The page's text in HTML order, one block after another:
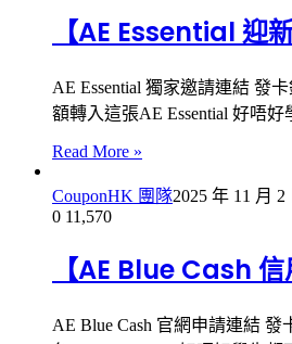
【AE Essential 迎
AE Essential 獨家邀請連結 發
額轉入這張AE Essential 好唔
Read More »
CouponHK 團隊2025 年 11 月 2
0 11,570
【AE Blue Cash
AE Blue Cash 官網申請連結 發